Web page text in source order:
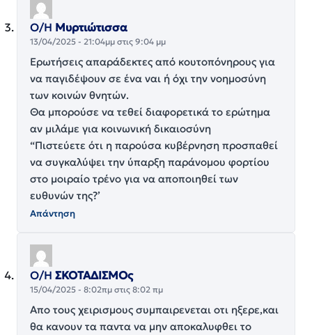
Ο/Η Μυρτιώτισσα
13/04/2025 - 21:04μμ στις 9:04 μμ
Ερωτήσεις απαράδεκτες από κουτοπόνηρους για
να παγιδέψουν σε ένα ναι ή όχι την νοημοσύνη
των κοινών θνητών.
Θα μπορούσε να τεθεί διαφορετικά το ερώτημα
αν μιλάμε για κοινωνική δικαιοσύνη
“Πιστεύετε ότι η παρούσα κυβέρνηση προσπαθεί
να συγκαλύψει την ύπαρξη παράνομου φορτίου
στο μοιραίο τρένο για να αποποιηθεί των
ευθυνών της?’
Απάντηση
Ο/Η ΣΚΟΤΑΔΙΣΜΟς
15/04/2025 - 8:02πμ στις 8:02 πμ
Απο τους χειρισμους συμπαιρενεται οτι ηξερε,και
θα κανουν τα παντα να μην αποκαλυφθει το